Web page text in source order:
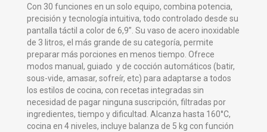
Con 30 funciones en un solo equipo, combina potencia,
precisión y tecnología intuitiva, todo controlado desde su
pantalla táctil a color de 6,9”. Su vaso de acero inoxidable
de 3 litros, el más grande de su categoría, permite
preparar más porciones en menos tiempo. Ofrece
modos manual, guiado y de cocción automáticos (batir,
sous-vide, amasar, sofreír, etc) para adaptarse a todos
los estilos de cocina, con recetas integradas sin
necesidad de pagar ninguna suscripción, filtradas por
ingredientes, tiempo y dificultad. Alcanza hasta 160°C,
cocina en 4 niveles, incluye balanza de 5 kg con función